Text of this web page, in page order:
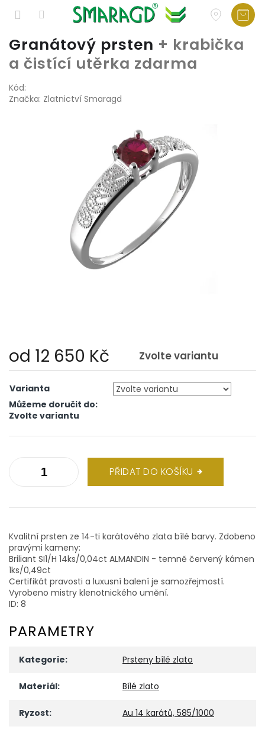
Přejít
obsah
Granátový prsten + krabička
a čistící utěrka zdarma
Kód:
Značka: Zlatnictví Smaragd
od 12 650 Kč Zvolte variantu
cena:
Varianta
Můžeme doručit do:
Zvolte variantu
PŘIDAT DO KOŠÍKU
Kvalitní prsten ze 14-ti karátového zlata bílé barvy. Zdobeno
pravými kameny:
Briliant SI1/H 14ks/0,04ct ALMANDIN - temně červený kámen
1ks/0,49ct
Certifikát pravosti a luxusní balení je samozřejmostí.
Vyrobeno mistry klenotnického umění.
ID: 8
PARAMETRY
Kategorie: Prsteny bílé zlato
Materiál: Bílé zlato
Ryzost: Au 14 karátů, 585/1000